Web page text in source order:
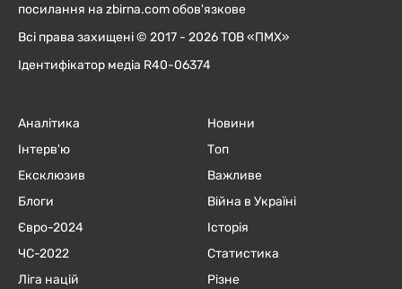
посилання на zbirna.com обов'язкове
Всі права захищені © 2017 - 2026 ТОВ «ПМХ»
Ідентифікатор медіа R40-06374
Аналітика
Інтерв'ю
Ексклюзив
Блоги
Євро-2024
ЧC-2022
Ліга націй
Новини
Топ
Важливе
Війна в Україні
Історія
Статистика
Різне